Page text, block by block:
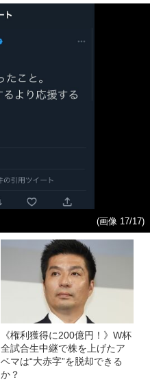
(画像 17/17)
《権利獲得に200億円！》W杯
全試合生中継で株を上げたア
ベマは“大赤字”を脱却できる
か？